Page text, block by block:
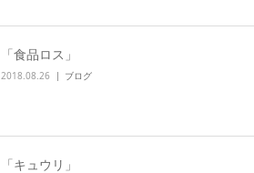
「食品ロス」
2018.08.26 ブログ
「キュウリ」